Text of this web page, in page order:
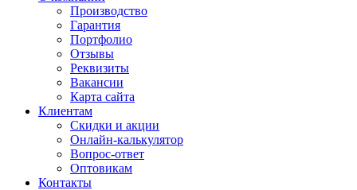
Производство
Гарантия
Портфолио
Отзывы
Реквизиты
Вакансии
Карта сайта
Клиентам
Скидки и акции
Онлайн-калькулятор
Вопрос-ответ
Оптовикам
Контакты